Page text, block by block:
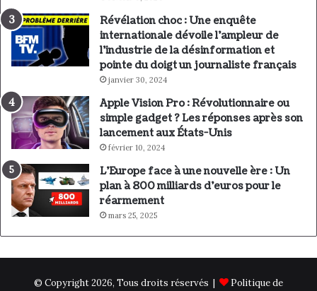
Révélation choc : Une enquête
internationale dévoile l’ampleur de
l’industrie de la désinformation et
pointe du doigt un journaliste français
janvier 30, 2024
Apple Vision Pro : Révolutionnaire ou
simple gadget ? Les réponses après son
lancement aux États-Unis
février 10, 2024
L’Europe face à une nouvelle ère : Un
plan à 800 milliards d’euros pour le
réarmement
mars 25, 2025
© Copyright 2026, Tous droits réservés | Politique de